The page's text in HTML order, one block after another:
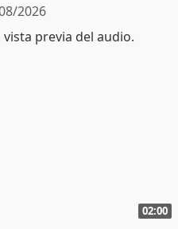
2026
02:00